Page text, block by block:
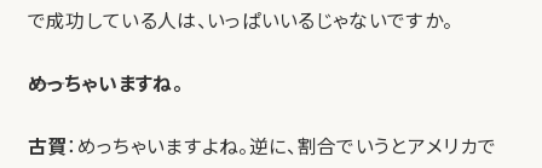
で成功している人は、いっぱいいるじゃないですか。
――めっちゃいますね。
古賀：めっちゃいますよね。逆に、割合でいうとアメリカで